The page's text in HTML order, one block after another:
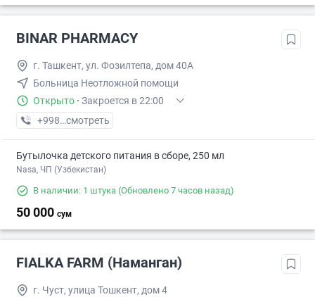
BINAR PHARMACY
г. Ташкент, ул. Фозилтепа, дом 40А
Больница Неотложной помощи
Открыто · Закроется в 22:00
+998 (95) XXX-XX-XX
смотреть
Бутылочка детского питания в сборе, 250 мл
Nasa, ЧП (Узбекистан)
В наличии: 1 штука (Обновлено 7 часов назад)
50 000 сум
FIALKA FARM (Наманган)
г. Чуст, улица Тошкент, дом 4